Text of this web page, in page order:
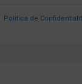
Politica de